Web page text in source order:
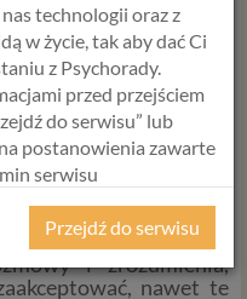
jest atakiem na ciebie i
to, tak jak widzi to
sposób w jaki okazują,
o ich dobrych
swoje dobre
z siebie rezygnować.
potrzeb, w
że chcecie mojej
roku jednak będzie
Komunikacja, która
i zrozumienia,
nawet te
technologii oraz z
w życie, tak aby dać Ci
z Psychorady.
przed przejściem
do serwisu” lub
postanowienia zawarte
serwisu
obowiązywanie
Przejdź do serwisu